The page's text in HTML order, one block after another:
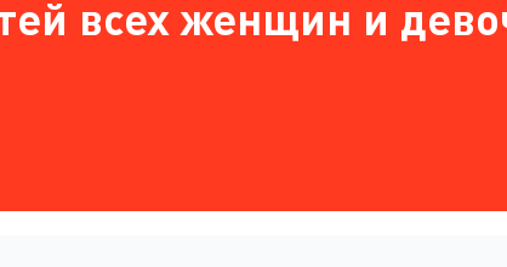
всех женщин и